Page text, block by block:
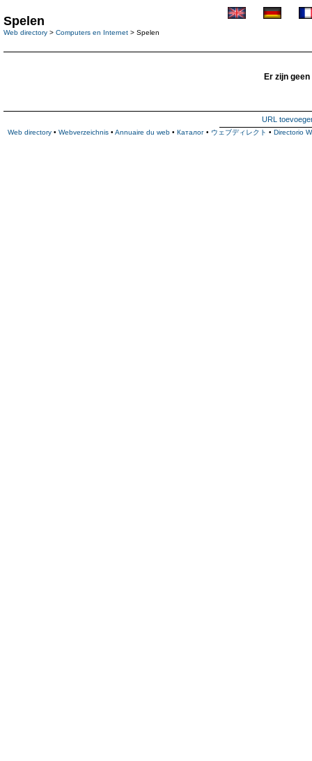
Spelen
Web directory > Computers en Internet > Spelen
Er zijn
URL
Web directory • Webverzeichnis • Annuaire du web • Каталог • ウェブディレクト • Directorio